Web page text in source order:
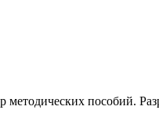
методических пособий.